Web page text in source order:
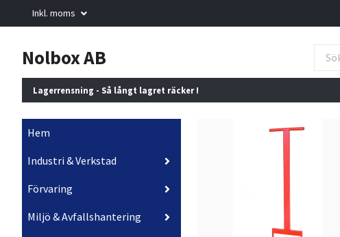
Inkl. moms
Nolbox AB
Lagerrensning - Så långt lagret räcker !
Hem
Industri & Verkstad
Förvaring
Miljö & Avfallshantering